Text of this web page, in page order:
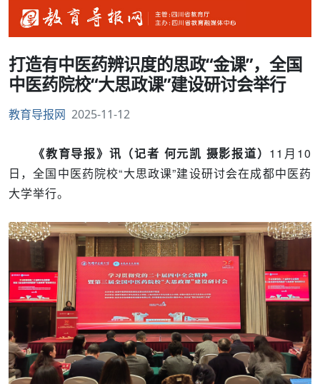
打造有中医药辨识度的思政“金课”，全国
中医药院校“大思政课”建设研讨会举行
教育导报网 2025-11-12
《教育导报》讯（记者 何元凯 摄影报道） 11月10
日，全国中医药院校“大思政课”建设研讨会在成都中医药
大学举行。